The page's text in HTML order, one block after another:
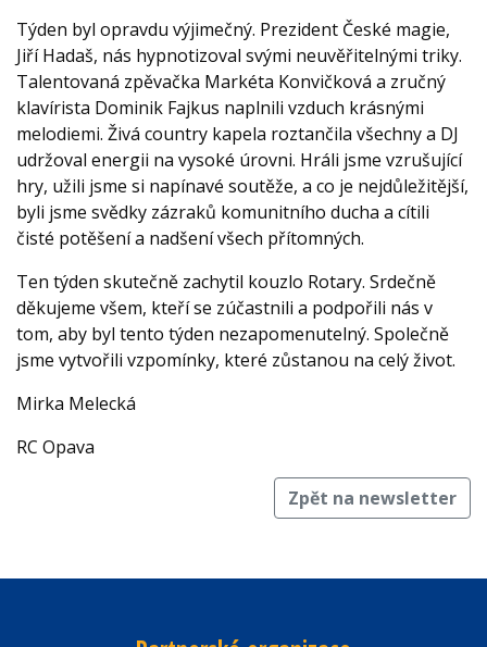
Týden byl opravdu výjimečný. Prezident České magie,
Jiří Hadaš, nás hypnotizoval svými neuvěřitelnými triky.
Talentovaná zpěvačka Markéta Konvičková a zručný
klavírista Dominik Fajkus naplnili vzduch krásnými
melodiemi. Živá country kapela roztančila všechny a DJ
udržoval energii na vysoké úrovni. Hráli jsme vzrušující
hry, užili jsme si napínavé soutěže, a co je nejdůležitější,
byli jsme svědky zázraků komunitního ducha a cítili
čisté potěšení a nadšení všech přítomných.
Ten týden skutečně zachytil kouzlo Rotary. Srdečně
děkujeme všem, kteří se zúčastnili a podpořili nás v
tom, aby byl tento týden nezapomenutelný. Společně
jsme vytvořili vzpomínky, které zůstanou na celý život.
Mirka Melecká
RC Opava
Zpět na newsletter